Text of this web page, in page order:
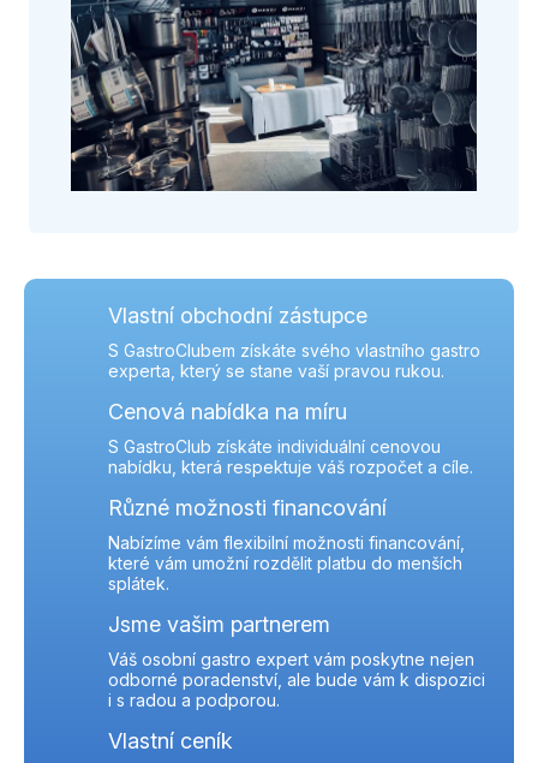
Vlastní obchodní zástupce
S GastroClubem získáte svého vlastního gastro
experta, který se stane vaší pravou rukou.
Cenová nabídka na míru
S GastroClub získáte individuální cenovou
nabídku, která respektuje váš rozpočet a cíle.
Různé možnosti financování
Nabízíme vám flexibilní možnosti financování,
které vám umožní rozdělit platbu do menších
splátek.
Jsme vašim partnerem
Váš osobní gastro expert vám poskytne nejen
odborné poradenství, ale bude vám k dispozici
i s radou a podporou.
Vlastní ceník